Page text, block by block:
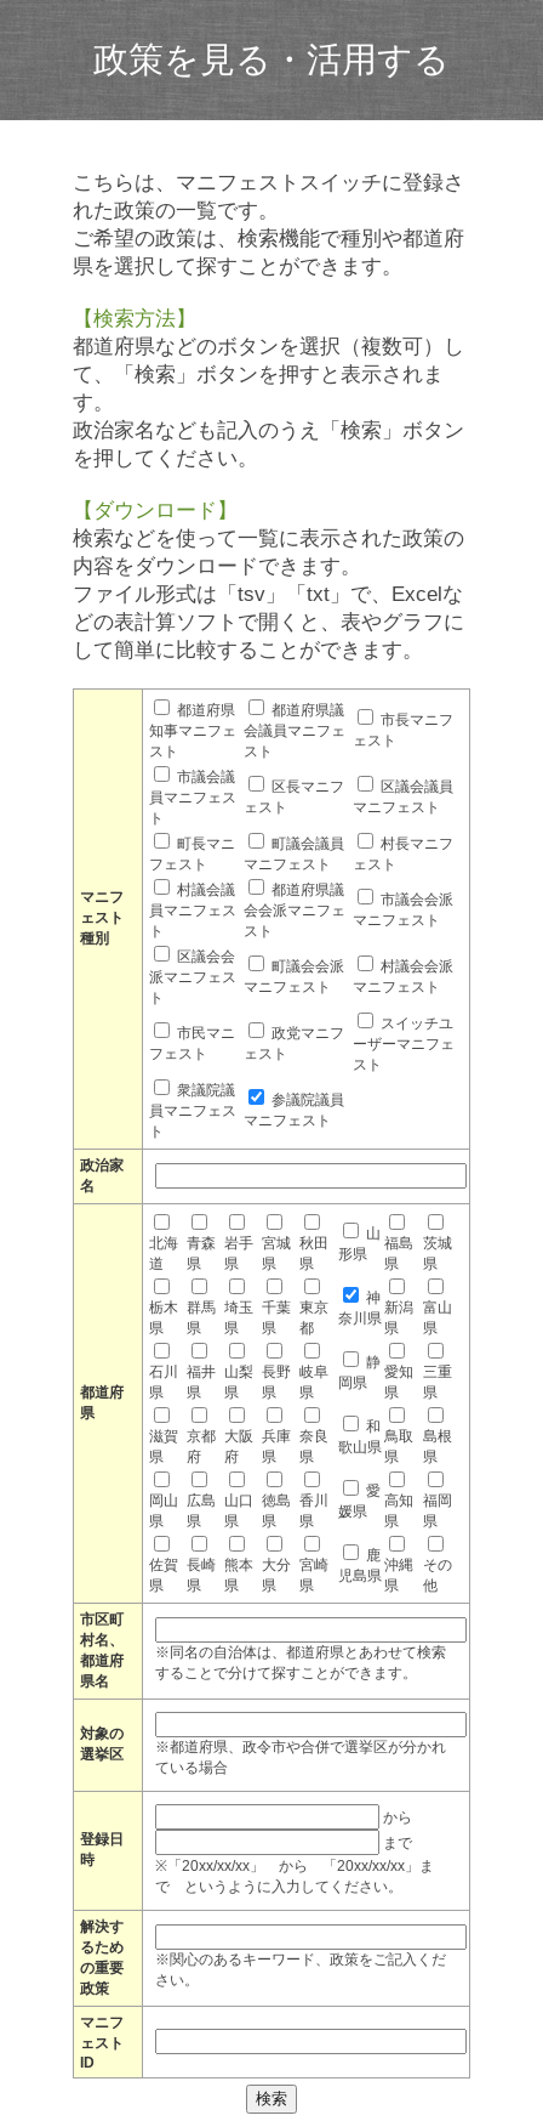
政策を見る・活用する
こちらは、マニフェストスイッチに登録さ
れた政策の一覧です。
ご希望の政策は、検索機能で種別や都道府
県を選択して探すことができます。
【検索方法】
都道府県などのボタンを選択（複数可）し
て、「検索」ボタンを押すと表示されま
す。
政治家名なども記入のうえ「検索」ボタン
を押してください。
【ダウンロード】
検索などを使って一覧に表示された政策の
内容をダウンロードできます。
ファイル形式は「tsv」「txt」で、Excelな
どの表計算ソフトで開くと、表やグラフに
して簡単に比較することができます。
マニフ
ェスト
種別
都道府県
知事マニフェ
スト
都道府県議
会議員マニフェ
スト
市長マニフ
ェスト
市議会議
員マニフェス
ト
区長マニフ
ェスト
区議会議員
マニフェスト
町長マニ
フェスト
町議会議員
マニフェスト
村長マニフ
ェスト
村議会議
員マニフェス
ト
都道府県議
会会派マニフェ
スト
市議会会派
マニフェスト
区議会会
派マニフェス
ト
町議会会派
マニフェスト
村議会会派
マニフェスト
市民マニ
フェスト
政党マニフ
ェスト
スイッチユ
ーザーマニフェ
スト
衆議院議
員マニフェス
ト
参議院議員
マニフェスト
政治家
名
都道府
県
北海
道
青森
県
岩手
県
宮城
県
秋田
県
山
形県
福島
県
茨城
県
栃木
県
群馬
県
埼玉
県
千葉
県
東京
都
神
奈川県
新潟
県
富山
県
石川
県
福井
県
山梨
県
長野
県
岐阜
県
静
岡県
愛知
県
三重
県
滋賀
県
京都
府
大阪
府
兵庫
県
奈良
県
和
歌山県
鳥取
県
島根
県
岡山
県
広島
県
山口
県
徳島
県
香川
県
愛
媛県
高知
県
福岡
県
佐賀
県
長崎
県
熊本
県
大分
県
宮崎
県
鹿
児島県
沖縄
県
その
他
市区町
村名、
都道府
県名
※同名の自治体は、都道府県とあわせて検索
することで分けて探すことができます。
対象の
選挙区
※都道府県、政令市や合併で選挙区が分かれ
ている場合
登録日
時
から
まで
※「20xx/xx/xx」 から 「20xx/xx/xx」ま
で というように入力してください。
解決す
るため
の重要
政策
※関心のあるキーワード、政策をご記入くだ
さい。
マニフ
ェスト
ID